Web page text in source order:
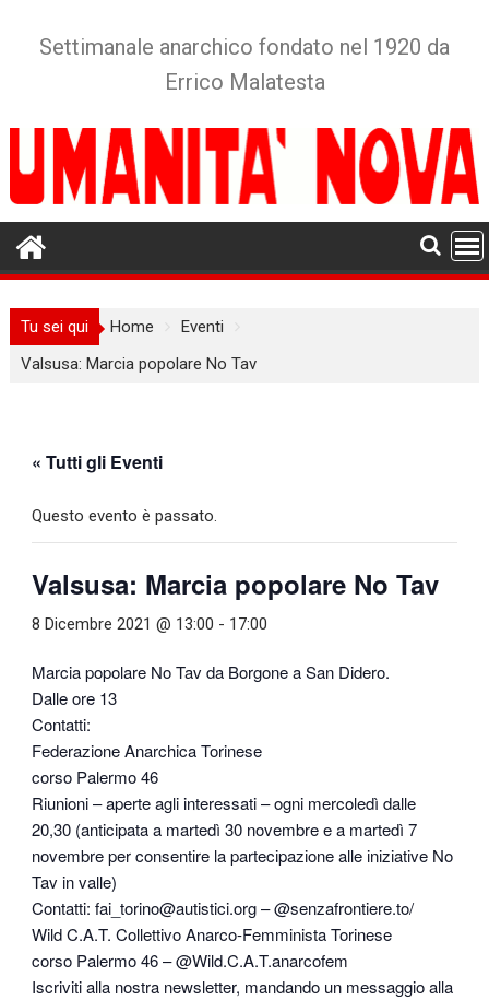
Settimanale anarchico fondato nel 1920 da
Errico Malatesta
Tu sei qui Home
Eventi
Valsusa: Marcia popolare No Tav
« Tutti gli Eventi
Questo evento è passato.
Valsusa: Marcia popolare No Tav
8 Dicembre 2021 @ 13:00 - 17:00
Marcia popolare No Tav da Borgone a San Didero.
Dalle ore 13
Contatti:
Federazione Anarchica Torinese
corso Palermo 46
Riunioni – aperte agli interessati – ogni mercoledì dalle
20,30 (anticipata a martedì 30 novembre e a martedì 7
novembre per consentire la partecipazione alle iniziative No
Tav in valle)
Contatti: fai_torino@autistici.org – @senzafrontiere.to/
Wild C.A.T. Collettivo Anarco-Femminista Torinese
corso Palermo 46 – @Wild.C.A.T.anarcofem
Iscriviti alla nostra newsletter, mandando un messaggio alla